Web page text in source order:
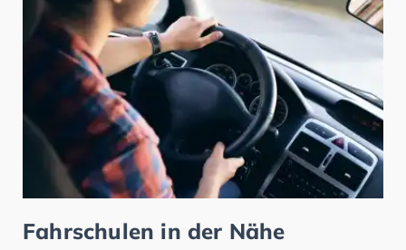
Fahrschulen in der Nähe